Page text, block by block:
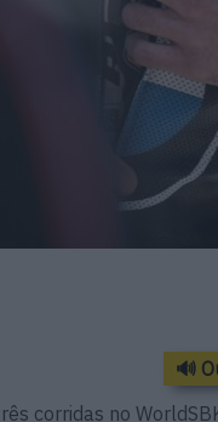
🔊
corridas no